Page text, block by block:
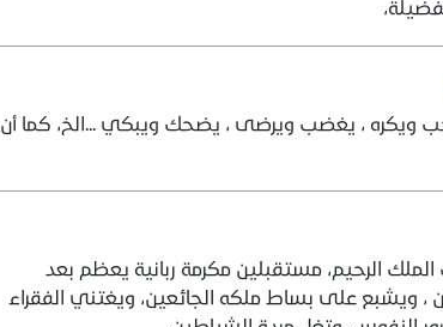
ويكره ، يغضب ويرضى ، يضحك ويبكي ...الخ، كما أن
الرحيم، مستقبلين مكرمة ربانية يعظم بعد
، ويشبع على بساط ملكه الجائعين، ويغتني الفقراء